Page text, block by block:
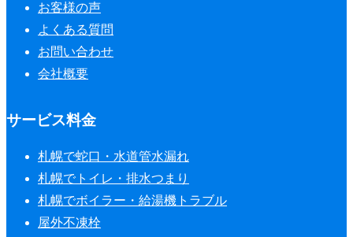
お客様の声
よくある質問
お問い合わせ
会社概要
サービス料金
札幌で蛇口・水道管水漏れ
札幌でトイレ・排水つまり
札幌でボイラー・給湯機トラブル
屋外不凍栓